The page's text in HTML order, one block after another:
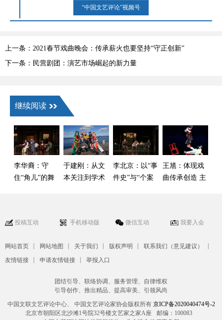
“中国文艺评论”视频号
上一条：2021春节戏曲晚会：传承薪火也要坚持“守正创新”
下一条：民营剧团：演艺市场崛起的新力量
继续阅读
李华裔：守
住“角儿”的舞
于建刚：从文
本关注到学术
李北京：以“事
件史”与“个案
王馗：体现戏
曲传承创造 主
投稿互动 手机移动版 微信互动 我要入会
网站首页 | 网站地图 | 关于我们 | 版权声明 | 联系我们（意见建议） |
友情链接 | 申请友情链接 | 举报入口
团结引导、联络协调、服务管理、自律维权
引导创作、推出精品、提高审美、引领风尚
中国文联文艺评论中心、 中国文艺评论家协会版权所有 京ICP备2020040474号-2
北京市朝阳区北沙滩1号院32号楼文艺家之家A座
邮编：100083